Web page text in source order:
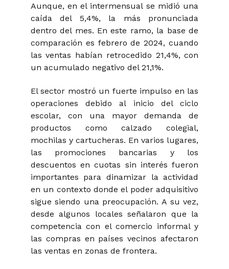
Aunque, en el intermensual se midió una
caída del 5,4%, la más pronunciada
dentro del mes. En este ramo, la base de
comparación es febrero de 2024, cuando
las ventas habían retrocedido 21,4%, con
un acumulado negativo del 21,1%.
El sector mostró un fuerte impulso en las
operaciones debido al inicio del ciclo
escolar, con una mayor demanda de
productos como calzado colegial,
mochilas y cartucheras. En varios lugares,
las promociones bancarias y los
descuentos en cuotas sin interés fueron
importantes para dinamizar la actividad
en un contexto donde el poder adquisitivo
sigue siendo una preocupación. A su vez,
desde algunos locales señalaron que la
competencia con el comercio informal y
las compras en países vecinos afectaron
las ventas en zonas de frontera.